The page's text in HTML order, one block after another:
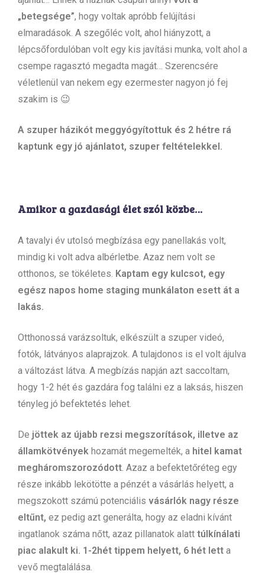
„betegsége”, hogy voltak apróbb felújítási
elmaradások. A szegőléc volt, ahol hiányzott, a
lépcsőfordulóban volt egy kis javítási munka, volt ahol a
csempe ragasztó megadta magát… Szerencsére
véletlenül van nekem egy ezermester nagyon jó fej
szakim is 😉
A szuper házikót meggyógyítottuk és 2 hétre rá
kaptunk egy jó ajánlatot, szuper feltételekkel.
Amikor a gazdasági élet szól közbe…
A tavalyi év utolsó megbízása egy panellakás volt,
mindig ki volt adva albérletbe. Azaz nem volt se
otthonos, se tökéletes. Kaptam egy kulcsot, egy
egész napos home staging munkálaton esett át a
lakás.
Otthonossá varázsoltuk, elkészült a szuper videó,
fotók, látványos alaprajzok. A tulajdonos is el volt ájulva
a változást látva. A megbízás napján azt saccoltam,
hogy 1-2 hét és gazdára fog találni ez a laksás, hiszen
tényleg jó befektetés lehet.
De jöttek az újabb rezsi megszorítások, illetve az
államkötvények hozamát megemelték, a hitel kamat
megháromszorozódott. Azaz a befektetőréteg egy
része inkább lekötötte a pénzét a vásárlás helyett, a
megszokott számú potenciális vásárlók nagy része
eltűnt, ez pedig azt generálta, hogy az eladni kívánt
ingatlanok száma nőtt, azaz pillanatok alatt túlkínálati
piac alakult ki. 1-2hét tippem helyett, 6 hét lett a
vevő megtalálása.